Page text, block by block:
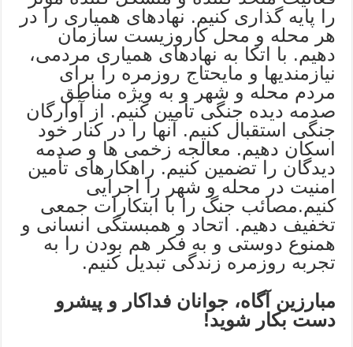
را پایه گذاری کنیم. نهادهای همیاری را در
هر محله و محل کاروزیست سازمان
دهیم. با اتکا به نهادهای همیاری مردمی،
نیازمندیها و مایحتاج روزمره را برای
مردم محله و شهر و به ویژه مناطق
صدمه دیده جنگی تأمین کنیم. از آوارگان
جنگی استقبال کنیم. آنها را در کنار خود
اسکان دهیم. معالجه زخمی ها و صدمه
دیدگان را تضمین کنیم. راهکارهای تأمین
امنیت در محله و شهر را اجرایی
کنیم.مصائب جنگ را با ابتکارات جمعی
تخفیف دهیم. اتحاد و همبستگی انسانی و
همنوع دوستی و به فکر هم بودن را به
تجربه روزمره زندگی تبدیل کنیم.
مبارزین آگاه، جوانان فداکار و پیشرو
دست بکار شوید!